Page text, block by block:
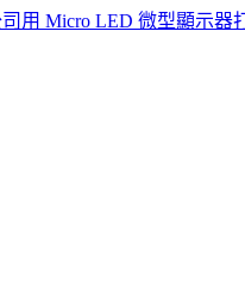
用 Micro LED 微型顯示器